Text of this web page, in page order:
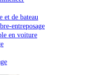
et de bateau
entreposage
en voiture